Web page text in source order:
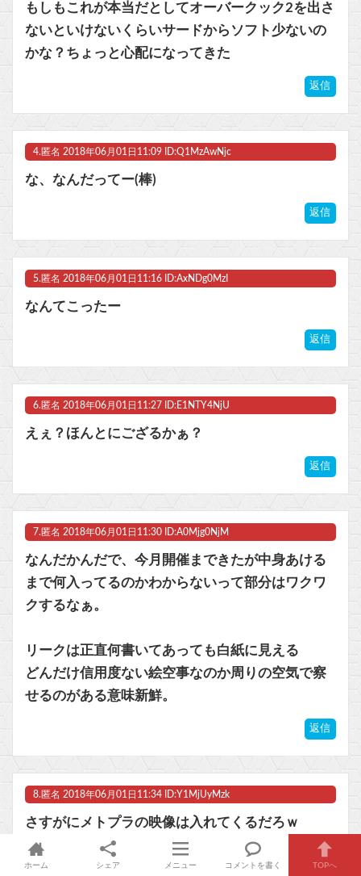
もしもこれが本当だとしてオーバークック2を出さ
ないといけないくらいサードからソフト少ないの
かな？ちょっと心配になってきた
返信
4. 匿名 2018年06月01日11:09 ID:Q1MzAwNjc
な、なんだってー(棒)
返信
5. 匿名 2018年06月01日11:16 ID:AxNDg0MzI
なんてこったー
返信
6. 匿名 2018年06月01日11:27 ID:E1NTY4NjU
えぇ？ほんとにござるかぁ？
返信
7. 匿名 2018年06月01日11:30 ID:A0Mjg0NjM
なんだかんだで、今月開催まできたが中身あける
まで何入ってるのかわからないって部分はワクワ
クするなぁ。
リークは正直何書いてあっても白紙に見える
どんだけ信用度ない絵空事なのか周りの空気で察
せるのがある意味新鮮。
返信
8. 匿名 2018年06月01日11:34 ID:Y1MjUyMzk
さすがにメトプラの映像は入れてくるだろｗ
返信
ホーム シェア メニュー コメントを書く TOPへ